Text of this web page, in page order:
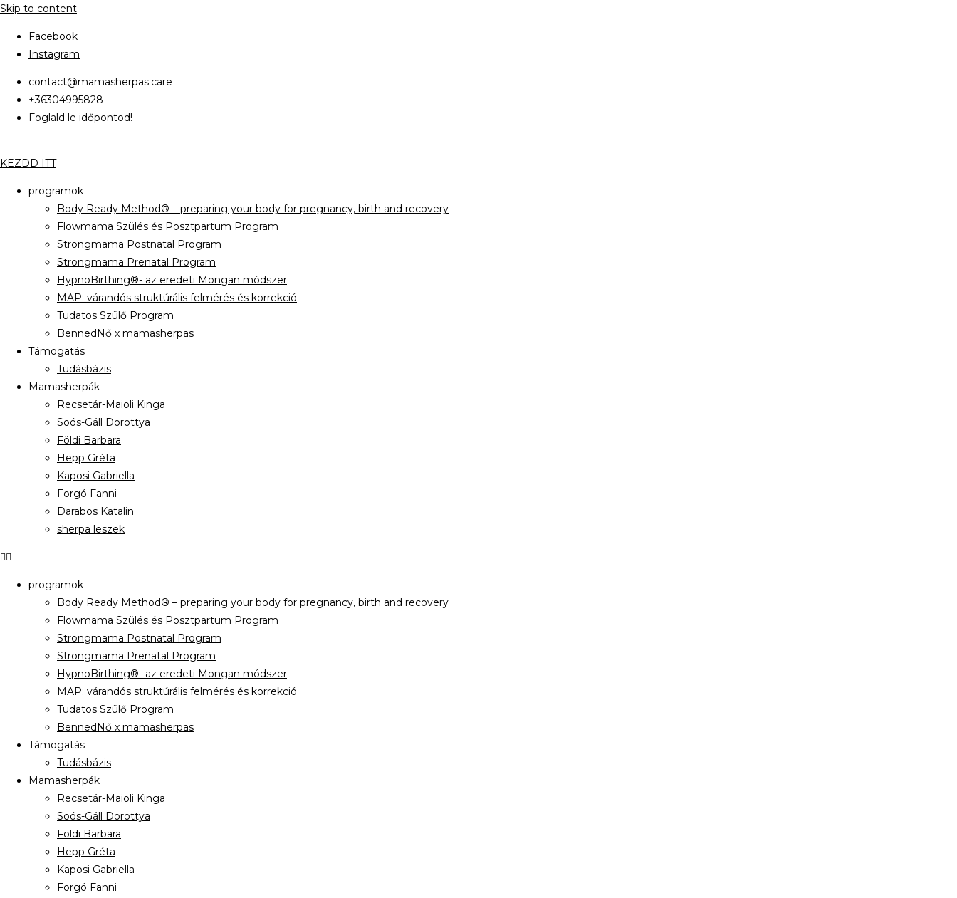
Skip to content
Facebook
Instagram
contact@mamasherpas.care
+36304995828
Foglald le időpontod!
KEZDD ITT
programok
Body Ready Method® – preparing your body for pregnancy, birth and recovery
Flowmama Szülés és Posztpartum Program
Strongmama Postnatal Program
Strongmama Prenatal Program
HypnoBirthing®- az eredeti Mongan módszer
MAP: várandós struktúrális felmérés és korrekció
Tudatos Szülő Program
BennedNő x mamasherpas
Támogatás
Tudásbázis
Mamasherpák
Recsetár-Maioli Kinga
Soós-Gáll Dorottya
Földi Barbara
Hepp Gréta
Kaposi Gabriella
Forgó Fanni
Darabos Katalin
sherpa leszek
programok
Body Ready Method® – preparing your body for pregnancy, birth and recovery
Flowmama Szülés és Posztpartum Program
Strongmama Postnatal Program
Strongmama Prenatal Program
HypnoBirthing®- az eredeti Mongan módszer
MAP: várandós struktúrális felmérés és korrekció
Tudatos Szülő Program
BennedNő x mamasherpas
Támogatás
Tudásbázis
Mamasherpák
Recsetár-Maioli Kinga
Soós-Gáll Dorottya
Földi Barbara
Hepp Gréta
Kaposi Gabriella
Forgó Fanni